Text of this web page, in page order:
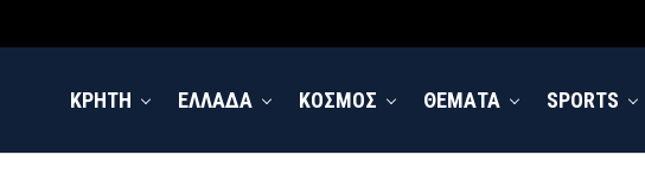
ΚΡΗΤΗ ΕΛΛΑΔΑ ΚΟΣΜΟΣ ΘΕΜΑΤΑ SPORTS